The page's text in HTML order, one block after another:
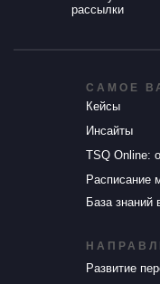
рассылки
САМОЕ
Развитие
Кейсы
Инсайты
Расписание
База знаний
TSQ Online: